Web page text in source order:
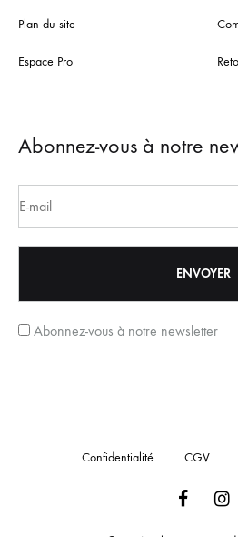
Plan du site
Espace Pro
Abonnez-vous à notre
Abonnez-vous à notre newsletter
Confidentialité CGV